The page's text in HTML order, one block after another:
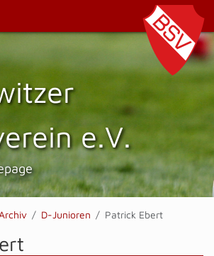
e.V.
D-Junioren Patrick Ebert